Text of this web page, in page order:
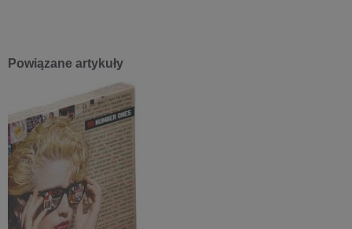
Powiązane artykuły